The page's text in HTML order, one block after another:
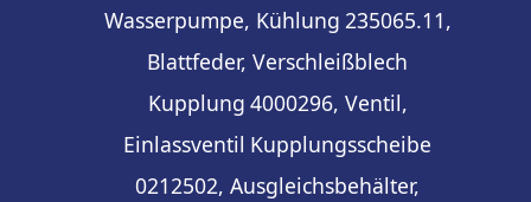
Wasserpumpe, Kühlung 235065.11,
Blattfeder, Verschleißblech
Kupplung 4000296, Ventil,
Einlassventil Kupplungsscheibe
0212502, Ausgleichsbehälter,